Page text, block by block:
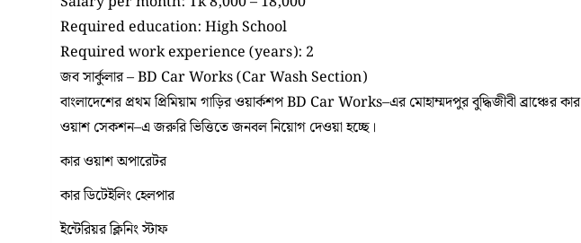
Required education: High School
Required work experience (years): 2
জব সার্কুলার – BD Car Works (Car Wash Section)
বাংলাদেশের প্রথম প্রিমিয়াম গাড়ির ওয়ার্কশপ BD Car Works–এর মোহাম্মদপুর বুদ্ধিজীবী ব্রাঞ্চের কার
ওয়াশ সেকশন–এ জরুরি ভিত্তিতে জনবল নিয়োগ দেওয়া হচ্ছে।
কার ওয়াশ অপারেটর
কার ডিটেইলিং হেলপার
ইন্টেরিয়র ক্লিনিং স্টাফ